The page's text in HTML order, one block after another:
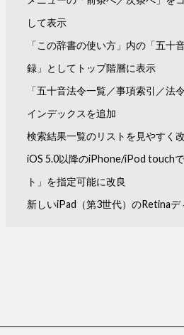
して表示
「この辞書の使い方」内の「五十
録」としてトップ階層に表示
「五十音法令一覧／事項索引／法
インデックスを追加
検索結果一覧のリストを見やすく
iOS 5.0以降のiPhone/iPod touch
ト」を指定可能に改良
新しいiPad（第3世代）のRetinaデ